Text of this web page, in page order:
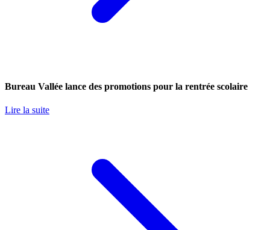
Bureau Vallée lance des promotions pour la rentrée scolaire
Lire la suite